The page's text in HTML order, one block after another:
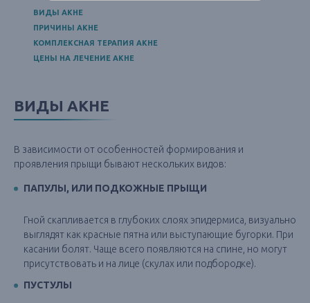
ВИДЫ АКНЕ
ПРИЧИНЫ АКНЕ
КОМПЛЕКСНАЯ ТЕРАПИЯ АКНЕ
ЦЕНЫ НА ЛЕЧЕНИЕ АКНЕ
ВИДЫ АКНЕ
В зависимости от особенностей формирования и
проявления прыщи бывают нескольких видов:
ПАПУЛЫ, ИЛИ ПОДКОЖНЫЕ ПРЫЩИ
Гной скапливается в глубоких слоях эпидермиса, визуально
выглядят как красные пятна или выступающие бугорки. При
касании болят. Чаще всего появляются на спине, но могут
присутствовать и на лице (скулах или подбородке).
ПУСТУЛЫ